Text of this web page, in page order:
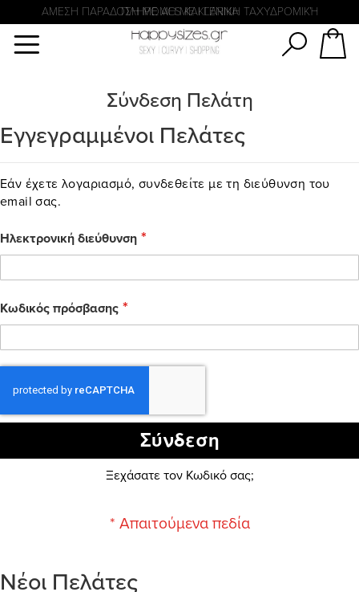
ΠΛΗΡΩΜΗ ΜΕ KLARNA
ΑΜΕΣΗ ΠΑΡΑΔΟΣΗ ΜΕ ACS ΚΑΙ ΓΕΝΙΚΗ ΤΑΧΥΔΡΟΜΙΚΉ
Σύνδεση Πελάτη
Εγγεγραμμένοι Πελάτες
Εάν έχετε λογαριασμό, συνδεθείτε με τη διεύθυνση του
email σας.
Ηλεκτρονική διεύθυνση
Κωδικός πρόσβασης
Σύνδεση
Ξεχάσατε τον Κωδικό σας;
Νέοι Πελάτες
Αναζήτηση